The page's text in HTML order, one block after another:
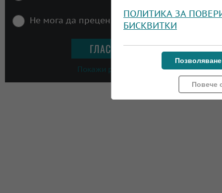
Не мога да преценя
Покажи резултати
ПОЛИТИКА ЗА
БИСКВИТКИ
Повече